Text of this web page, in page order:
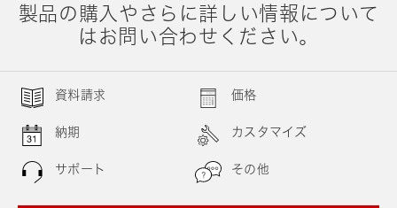
製品の購入やさらに詳しい情報について
はお問い合わせください。
資料請求 価格
納期 カスタマイズ
サポート その他